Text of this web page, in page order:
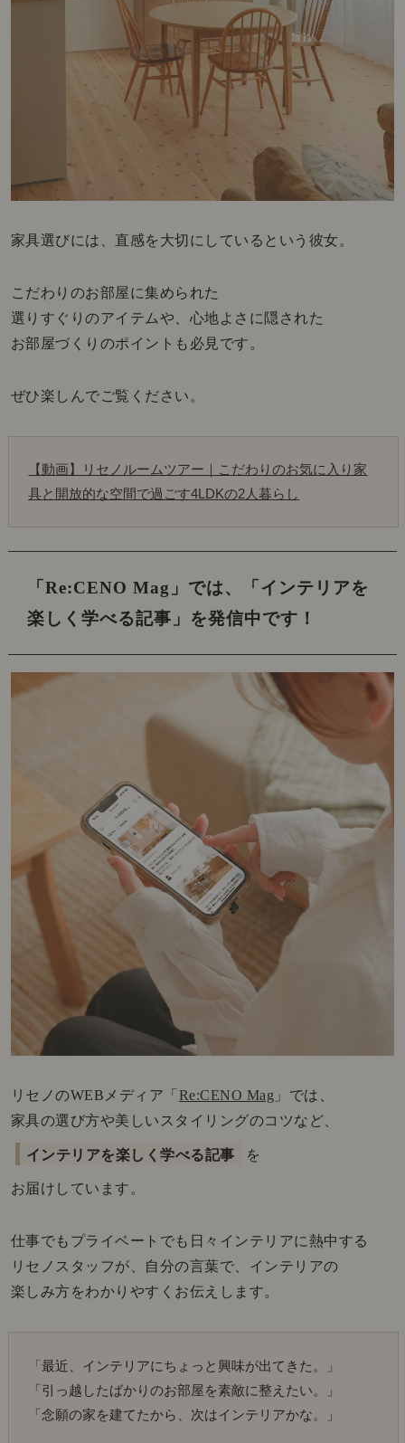
家具選びには、直感を大切にしているという彼女。
こだわりのお部屋に集められた
選りすぐりのアイテムや、心地よさに隠された
お部屋づくりのポイントも必見です。
ぜひ楽しんでご覧ください。
【動画】リセノルームツアー｜こだわりのお気に入り家
具と開放的な空間で過ごす4LDKの2人暮らし
「Re:CENO Mag」では、
「インテリアを
楽しく学べる記事」を発信中です！
リセノのWEBメディア「 Re:CENO Mag 」では、
家具の選び方や美しいスタイリングのコツなど、
インテリアを楽しく学べる記事 を
お届けしています。
仕事でもプライベートでも日々インテリアに熱中する
リセノスタッフが、自分の言葉で、インテリアの
楽しみ方をわかりやすくお伝えします。
「最近、インテリアにちょっと興味が出てきた。」
「引っ越したばかりのお部屋を素敵に整えたい。」
「念願の家を建てたから、次はインテリアかな。」